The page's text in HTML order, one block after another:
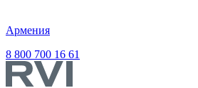
Армения
8 800 700 16 61